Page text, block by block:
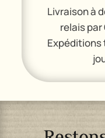
Livraison à
relais
Expéditions